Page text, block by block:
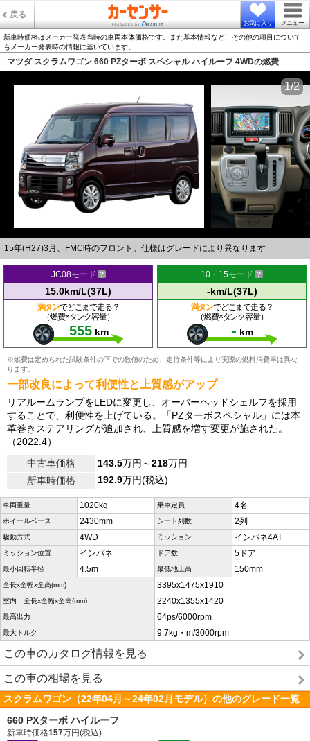
戻る
お気に入り メニュー
新車時価格はメーカー発表当時の車両本体価格です。また基本情報など、その他の項目について
もメーカー発表時の情報に基いています。
マツダ スクラムワゴン 660 PZターボ スペシャル ハイルーフ 4WDの燃費
15年(H27)3月、FMC時のフロント。仕様はグレードにより異なります
1/2
JC08モード
15.0km/L(37L)
満タンでどこまで走る？
（燃費×タンク容量）
555 km
10・15モード
-km/L(37L)
満タンでどこまで走る？
（燃費×タンク容量）
- km
※燃費は定められた試験条件の下での数値のため、走行条件等により実際の燃料消費率は異な
ります。
一部改良によって利便性と上質感がアップ
リアルームランプをLEDに変更し、オーバーヘッドシェルフを採用
することで、利便性を上げている。「PZターボスペシャル」には本
革巻きステアリングが追加され、上質感を増す変更が施された。
（2022.4）
中古車価格
143.5万円～218万円
新車時価格
192.9万円(税込)
車両重量 1020kg 乗車定員 4名
ホイールベース 2430mm シート列数 2列
駆動方式 4WD ミッション インパネ4AT
ミッション位置 インパネ ドア数 5ドア
最小回転半径 4.5m 最低地上高 150mm
全長x全幅x全高(mm) 3395x1475x1910
室内 全長x全幅x全高(mm) 2240x1355x1420
最高出力 64ps/6000rpm
最大トルク 9.7kg・m/3000rpm
この車のカタログ情報を見る
この車の相場を見る
スクラムワゴン（22年04月～24年02月モデル）の他のグレード一覧
660 PXターボ ハイルーフ
新車時価格157万円(税込)